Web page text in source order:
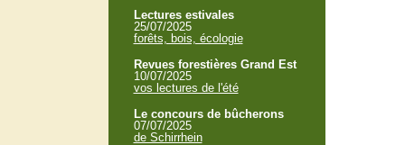
Lectures estivales
25/07/2025
forêts, bois, écologie
Revues forestières Grand Est
10/07/2025
vos lectures de l'été
Le concours de bûcherons
07/07/2025
de Schirrhein